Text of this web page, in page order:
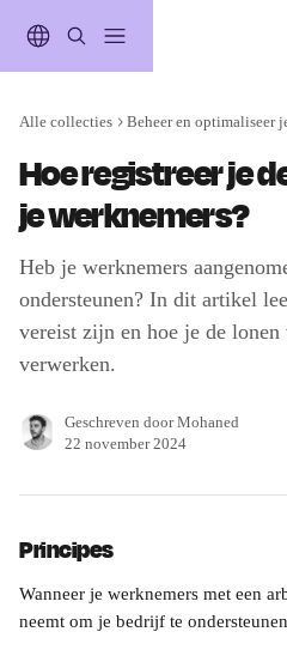
Alle collecties Beheer en optimaliseer
Hoe registreer je
je werknemers?
Heb je werknemers
ondersteunen? In dit artikel
vereist zijn en hoe je de
verwerken.
Geschreven doorMohaned
22 november 2024
Principes
Wanneer je werknemers met een
neemt om je bedrijf te